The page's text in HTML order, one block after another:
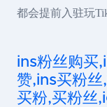
都会提前入驻玩
ins粉丝购买
赞,ins买粉
买粉,买粉丝